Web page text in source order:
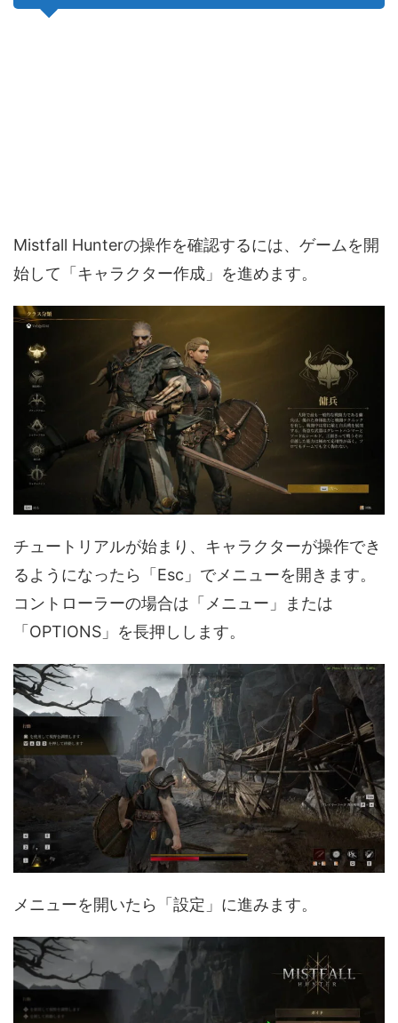
Mistfall Hunterの操作を確認するには、ゲームを開
始して「キャラクター作成」を進めます。
チュートリアルが始まり、キャラクターが操作でき
るようになったら「Esc」でメニューを開きます。
コントローラーの場合は「メニュー」または
「OPTIONS」を長押しします。
メニューを開いたら「設定」に進みます。